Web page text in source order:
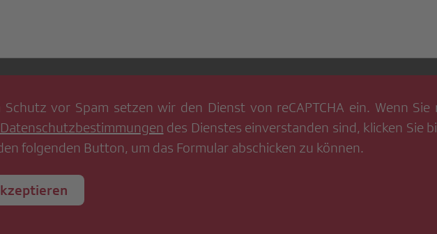
Schutz vor Spam setzen wir den Dienst von reCAPTCHA ein. Wenn Sie
Datenschutzbestimmungen des Dienstes einverstanden sind, klicken Sie
folgenden Button, um das Formular abschicken zu können.